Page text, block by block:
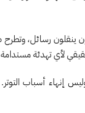
ينقلون رسائل،
لأي تهدئة
إنهاء أسباب